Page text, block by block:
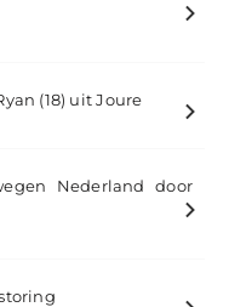
(18) uit Joure
Nederland door